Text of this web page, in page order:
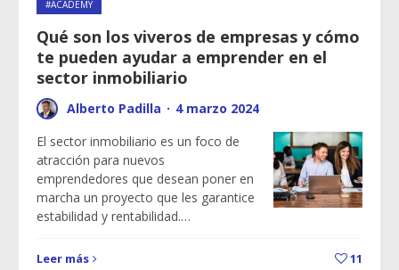
#ACADEMY
Qué son los viveros de empresas y cómo
te pueden ayudar a emprender en el
sector inmobiliario
Alberto Padilla · 4 marzo 2024
El sector inmobiliario es un foco de
atracción para nuevos
emprendedores que desean poner en
marcha un proyecto que les garantice
estabilidad y rentabilidad.…
Leer más 11